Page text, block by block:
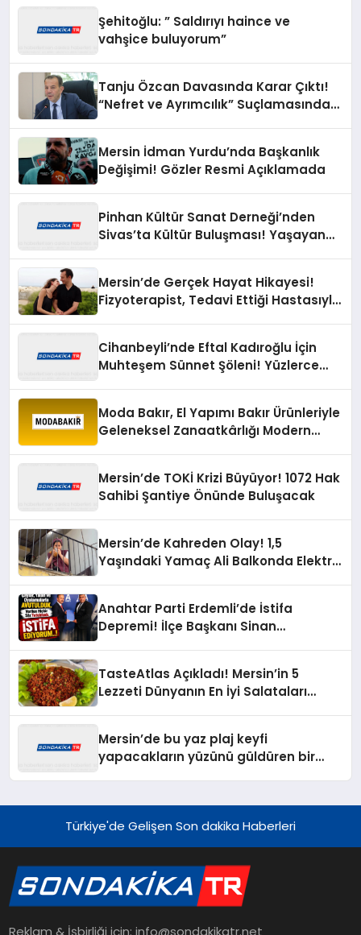
Şehitoğlu: ” Saldırıyı haince ve
vahşice buluyorum”
Tanju Özcan Davasında Karar Çıktı!
“Nefret ve Ayrımcılık” Suçlamasından
Mersin İdman Yurdu’nda Başkanlık
Değişimi! Gözler Resmi Açıklamada
Pinhan Kültür Sanat Derneği’nden
Sivas’ta Kültür Buluşması! Yaşayan
Mersin’de Gerçek Hayat Hikayesi!
Fizyoterapist, Tedavi Ettiği Hastasıyla
Cihanbeyli’nde Eftal Kadıroğlu İçin
Muhteşem Sünnet Şöleni! Yüzlerce
Moda Bakır, El Yapımı Bakır Ürünleriyle
Geleneksel Zanaatkârlığı Modern
Mersin’de TOKİ Krizi Büyüyor! 1072 Hak
Sahibi Şantiye Önünde Buluşacak
Mersin’de Kahreden Olay! 1,5
Yaşındaki Yamaç Ali Balkonda Elektrik
Anahtar Parti Erdemli’de İstifa
Depremi! İlçe Başkanı Sinan
TasteAtlas Açıkladı! Mersin’in 5
Lezzeti Dünyanın En İyi Salataları
Mersin’de bu yaz plaj keyfi
yapacakların yüzünü güldüren bir
Türkiye'de Gelişen Son dakika Haberleri
Reklam & İşbirliği için: info@sondakikatr.net